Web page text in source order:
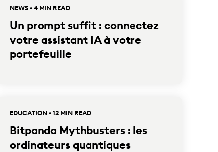
NEWS • 4 MIN READ
Un prompt suffit : connectez
votre assistant IA à votre
portefeuille
EDUCATION • 12 MIN READ
Bitpanda Mythbusters : les
ordinateurs quantiques